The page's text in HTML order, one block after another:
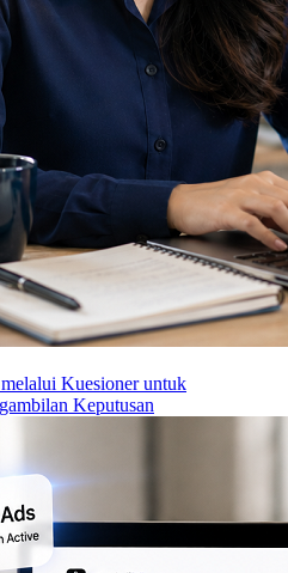
Kuesioner untuk
Keputusan